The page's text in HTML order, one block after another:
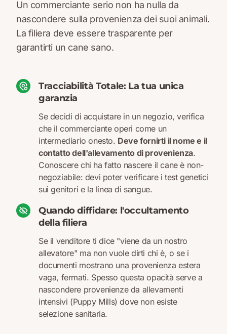
Un commerciante serio non ha nulla da
nascondere sulla provenienza dei suoi animali.
La filiera deve essere trasparente per
garantirti un cane sano.
Tracciabilità Totale: La tua unica
garanzia
Se decidi di acquistare in un negozio, verifica
che il commerciante operi come un
intermediario onesto. Deve fornirti il nome e il
contatto dell'allevamento di provenienza.
Conoscere chi ha fatto nascere il cane è non-
negoziabile: devi poter verificare i test genetici
sui genitori e la linea di sangue.
Quando diffidare: l'occultamento
della filiera
Se il venditore ti dice "viene da un nostro
allevatore" ma non vuole dirti chi è, o se i
documenti mostrano una provenienza estera
vaga, fermati. Spesso questa opacità serve a
nascondere provenienze da allevamenti
intensivi (Puppy Mills) dove non esiste
selezione sanitaria.